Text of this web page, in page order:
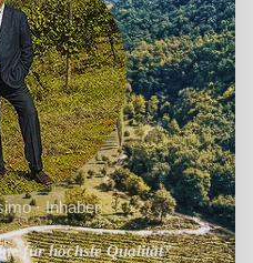
· Inhaber
für höchste Qualität"
des Chianti Classico"